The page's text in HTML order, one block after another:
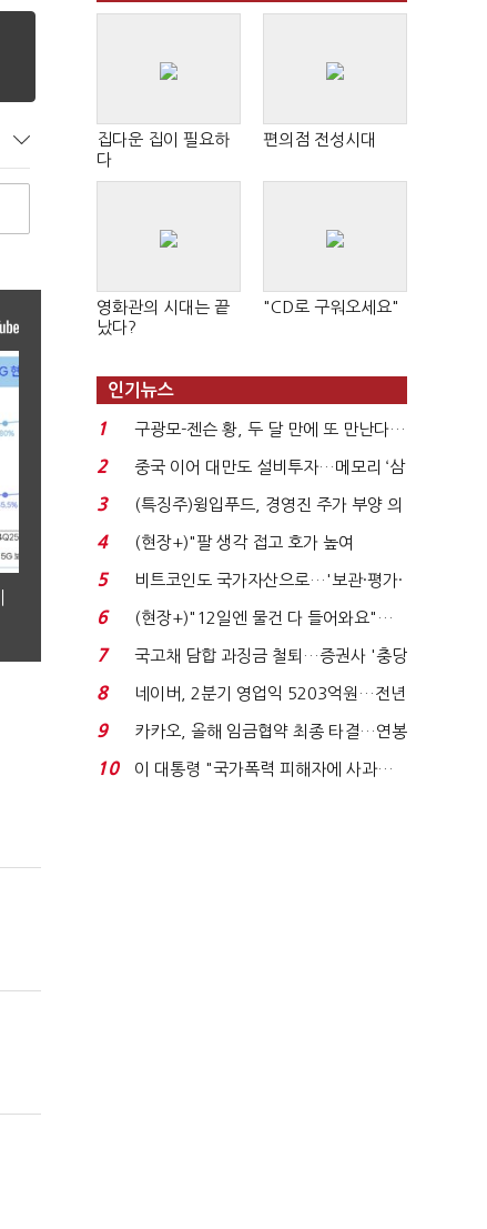
집다운 집이 필요하
다
편의점 전성시대
영화관의 시대는 끝
났다?
"CD로 구워오세요"
인기뉴스
1
구광모-젠슨 황, 두 달 만에 또 만난다…
로봇·AI 등 논...
2
중국 이어 대만도 설비투자…메모리 ‘삼
국전쟁’
3
(특징주)윙입푸드, 경영진 주가 부양 의
지에 상한가...
4
(현장+)"팔 생각 접고 호가 높여
요"…'덜 똘똘한 한 채' 20...
5
비트코인도 국가자산으로…'보관·평가·
처분' 기준은 ...
6
(현장+)"12일엔 물건 다 들어와요"…
빈 매대 채우며 문 연 ...
7
국고채 담합 과징금 철퇴…증권사 '충당
금 폭탄' 우려...
8
네이버, 2분기 영업익 5203억원…전년
비 0.2% 감소...
9
카카오, 올해 임금협약 최종 타결…연봉
6.3% 인상·격려...
10
이 대통령 "국가폭력 피해자에 사과…